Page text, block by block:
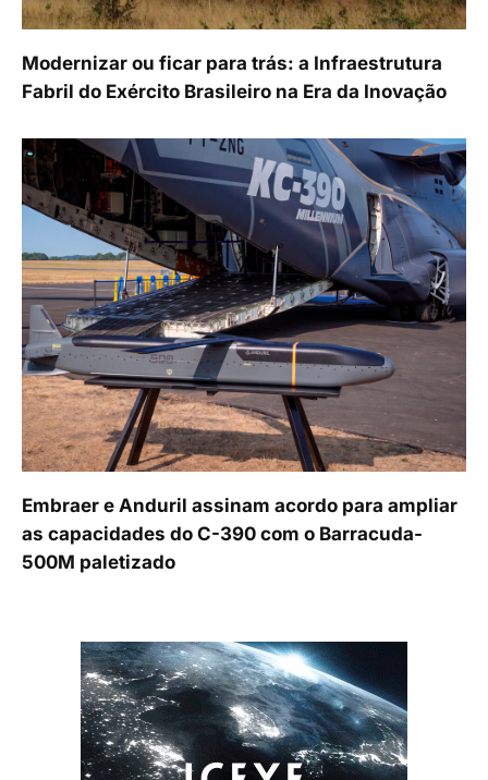
Modernizar ou ficar para trás: a Infraestrutura
Fabril do Exército Brasileiro na Era da Inovação
Embraer e Anduril assinam acordo para ampliar
as capacidades do C-390 com o Barracuda-
500M paletizado